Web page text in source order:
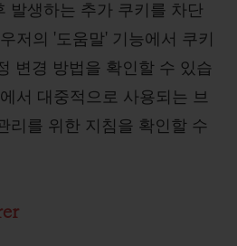
발생하는 추가 쿠키를 차단
저의 '도움말' 기능에서 쿠키
변경 방법을 확인할 수 있습
서 대중적으로 사용되는 브
리를 위한 지침을 확인할 수